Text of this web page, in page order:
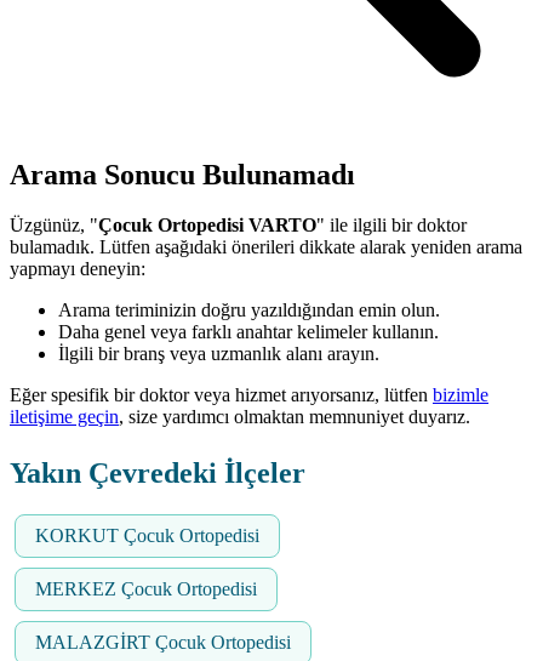
Arama Sonucu Bulunamadı
Üzgünüz, "Çocuk Ortopedisi VARTO" ile ilgili bir doktor
bulamadık. Lütfen aşağıdaki önerileri dikkate alarak yeniden arama
yapmayı deneyin:
Arama teriminizin doğru yazıldığından emin olun.
Daha genel veya farklı anahtar kelimeler kullanın.
İlgili bir branş veya uzmanlık alanı arayın.
Eğer spesifik bir doktor veya hizmet arıyorsanız, lütfen bizimle
iletişime geçin, size yardımcı olmaktan memnuniyet duyarız.
Yakın Çevredeki İlçeler
KORKUT Çocuk Ortopedisi
MERKEZ Çocuk Ortopedisi
MALAZGİRT Çocuk Ortopedisi